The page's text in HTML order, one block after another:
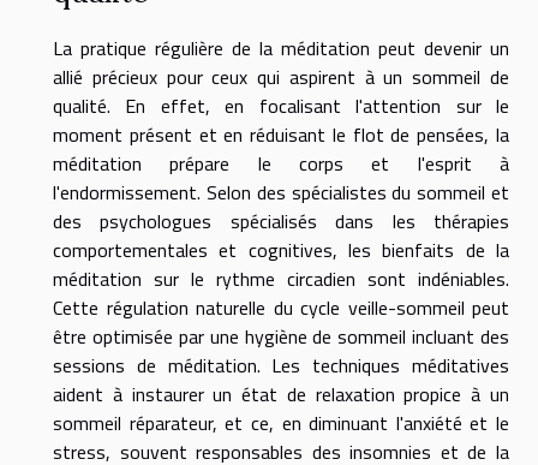
La pratique régulière de la méditation peut devenir un
allié précieux pour ceux qui aspirent à un sommeil de
qualité. En effet, en focalisant l'attention sur le
moment présent et en réduisant le flot de pensées, la
méditation prépare le corps et l'esprit à
l'endormissement. Selon des spécialistes du sommeil et
des psychologues spécialisés dans les thérapies
comportementales et cognitives, les bienfaits de la
méditation sur le rythme circadien sont indéniables.
Cette régulation naturelle du cycle veille-sommeil peut
être optimisée par une hygiène de sommeil incluant des
sessions de méditation. Les techniques méditatives
aident à instaurer un état de relaxation propice à un
sommeil réparateur, et ce, en diminuant l'anxiété et le
stress, souvent responsables des insomnies et de la